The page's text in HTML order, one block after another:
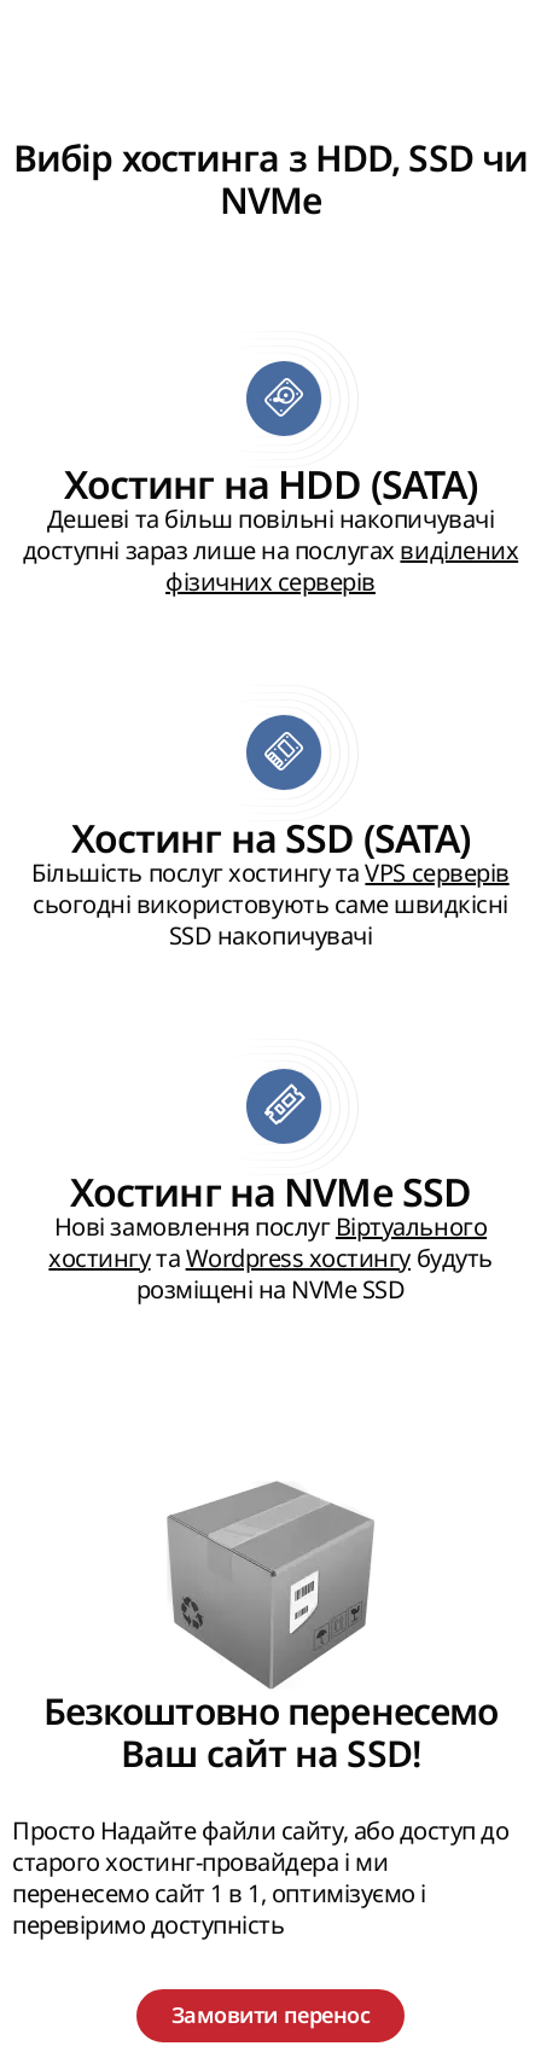
Вибір хостинга з HDD, SSD чи
NVMe
Хостинг на HDD (SATA)
Дешеві та більш повільні накопичувачі
доступні зараз лише на послугах виділених
фізичних серверів
Хостинг на SSD (SATA)
Більшість послуг хостингу таVPS серверів
сьогодні використовують саме швидкісні
SSD накопичувачі
Хостинг на NVMe SSD
Нові замовлення послуг Віртуального
хостингутаWordpress хостингу будуть
розміщені на NVMe SSD
Безкоштовно перенесемо
Ваш сайт на SSD!
Просто Надайте файли сайту, або доступ до
старого хостинг-провайдера і ми
перенесемо сайт 1 в 1, оптимізуємо і
перевіримо доступність
Замовити перенос